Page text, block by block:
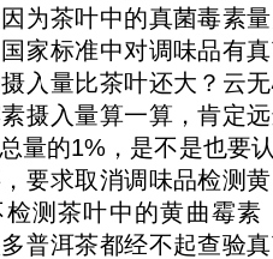
为茶叶中的真菌毒素
家标准中对调味品有
入量比茶叶还大？云
摄入量算一算，肯定
量的1%，是不是也要
要求取消调味品检测
测茶叶中的黄曲霉素
普洱茶都经不起查验